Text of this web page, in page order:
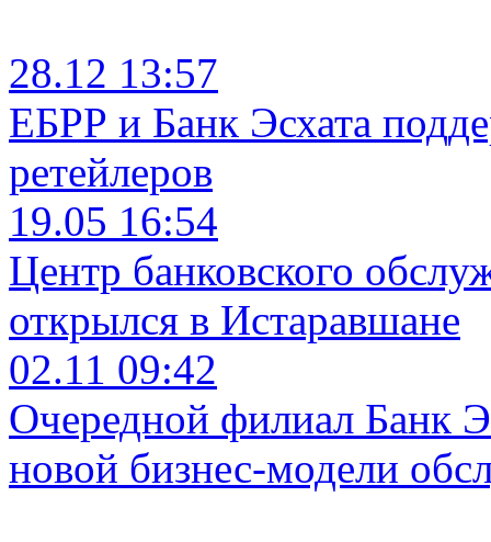
28.12 13:57
ЕБРР и Банк Эсхата
ретейлеров
19.05 16:54
Центр банковского
открылся в Истаравшане
02.11 09:42
Очередной филиал Банк
новой бизнес-модели